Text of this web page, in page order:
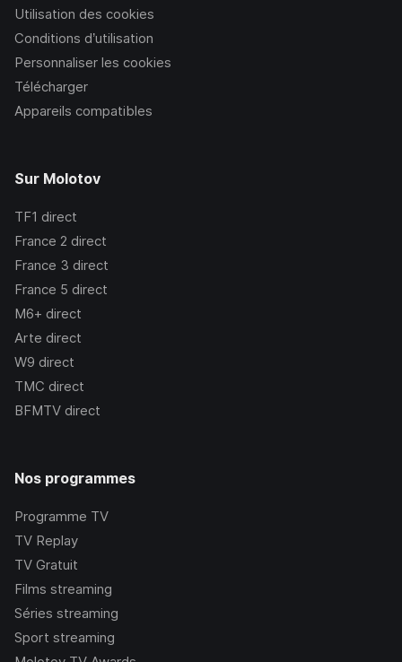
Utilisation des cookies
Conditions d’utilisation
Personnaliser les cookies
Télécharger
Appareils compatibles
Sur Molotov
TF1 direct
France 2 direct
France 3 direct
France 5 direct
M6+ direct
Arte direct
W9 direct
TMC direct
BFMTV direct
Nos programmes
Programme TV
TV Replay
TV Gratuit
Films streaming
Séries streaming
Sport streaming